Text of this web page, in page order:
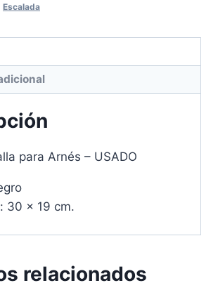
Escalada
para Arnés – USADO
30 x 19 cm.
relacionados